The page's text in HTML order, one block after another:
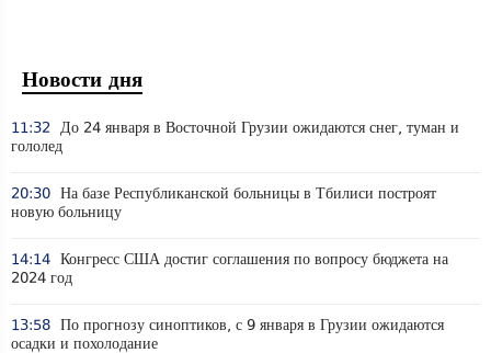
Новости дня
11:32
До 24 января в Восточной Грузии ожидаются снег, туман и
гололед
20:30 На базе Республиканской больницы в Тбилиси построят
новую больницу
14:14 Конгресс США достиг соглашения по вопросу бюджета на
2024 год
13:58 По прогнозу синоптиков, с 9 января в Грузии ожидаются
осадки и похолодание